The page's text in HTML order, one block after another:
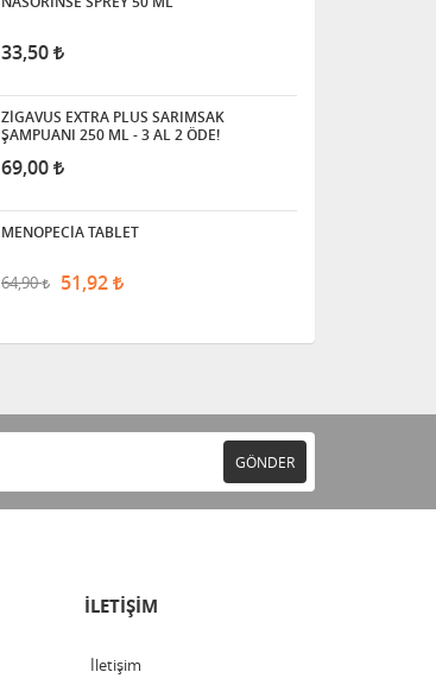
33,50
ZİGAVUS EXTRA PLUS SARIMSAK
ŞAMPUANI 250 ML - 3 AL 2 ÖDE!
69,00
MENOPECİA TABLET
64,90 51,92
GÖNDER
İLETİŞİM
İletişim